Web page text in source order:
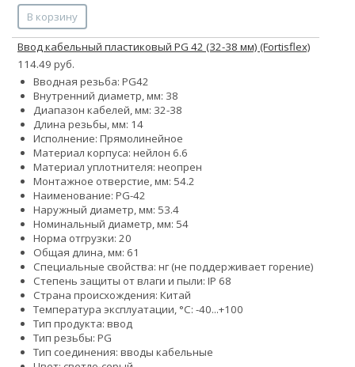
В корзину
Ввод кабельный пластиковый PG 42 (32-38 мм) (Fortisflex)
114.49 руб.
Вводная резьба: PG42
Внутренний диаметр, мм: 38
Диапазон кабелей, мм: 32-38
Длина резьбы, мм: 14
Исполнение: Прямолинейное
Материал корпуса: нейлон 6.6
Материал уплотнителя: неопрен
Монтажное отверстие, мм: 54.2
Наименование: PG-42
Наружный диаметр, мм: 53.4
Номинальный диаметр, мм: 54
Норма отгрузки: 20
Общая длина, мм: 61
Специальные свойства: нг (не поддерживает горение)
Степень защиты от влаги и пыли: IP 68
Страна происхождения: Китай
Температура эксплуатации, °С: -40...+100
Тип продукта: ввод
Тип резьбы: PG
Тип соединения: вводы кабельные